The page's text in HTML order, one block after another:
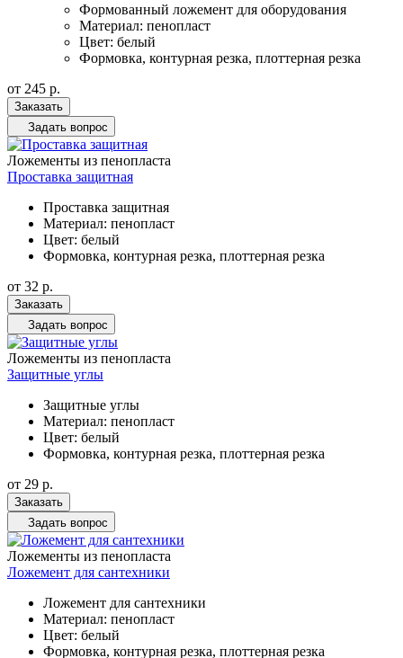
Формованный ложемент для оборудования
Материал: пенопласт
Цвет: белый
Формовка, контурная резка, плоттерная резка
от 245 р.
Заказать
Задать вопрос
Ложементы из пенопласта
Проставка защитная
Проставка защитная
Материал: пенопласт
Цвет: белый
Формовка, контурная резка, плоттерная резка
от 32 р.
Заказать
Задать вопрос
Ложементы из пенопласта
Защитные углы
Защитные углы
Материал: пенопласт
Цвет: белый
Формовка, контурная резка, плоттерная резка
от 29 р.
Заказать
Задать вопрос
Ложементы из пенопласта
Ложемент для сантехники
Ложемент для сантехники
Материал: пенопласт
Цвет: белый
Формовка, контурная резка, плоттерная резка